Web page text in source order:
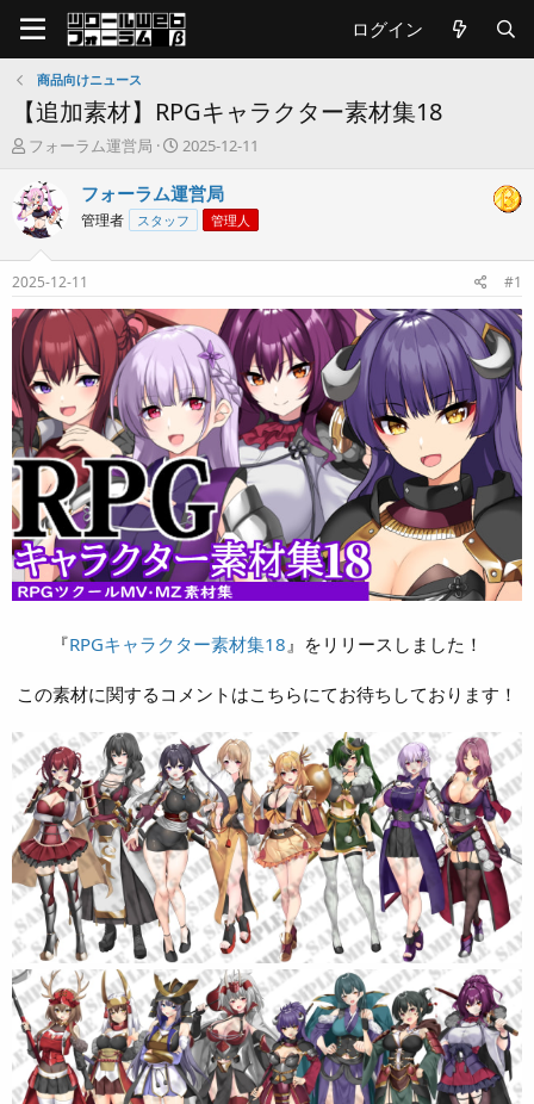
ログイン
商品向けニュース
【追加素材】RPGキャラクター素材集18
T
r
e
a
s
t
a
t
e
r
フォーラム運営局
開
日
2025-12-11
フォーラム運営局
管理者 スタッフ 管理人
2025-12-11 #1
『RPGキャラクター素材集18 』をリリースしました！
この素材に関するコメントはこちらにてお待ちしております！